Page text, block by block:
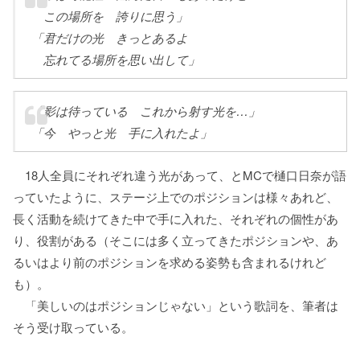
この場所を 誇りに思う」
「君だけの光 きっとあるよ
忘れてる場所を思い出して」
「影は待っている これから射す光を…」
「今 やっと光 手に入れたよ」
18人全員にそれぞれ違う光があって、とMCで樋口日奈が語
っていたように、ステージ上でのポジションは様々あれど、
長く活動を続けてきた中で手に入れた、それぞれの個性があ
り、役割がある（そこには多く立ってきたポジションや、あ
るいはより前のポジションを求める姿勢も含まれるけれど
も）。
「美しいのはポジションじゃない」という歌詞を、筆者は
そう受け取っている。